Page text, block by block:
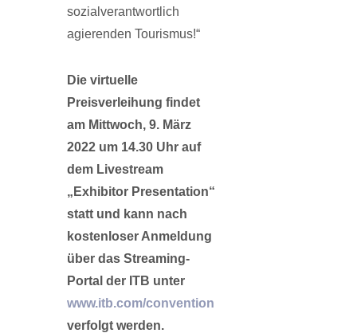
sozialverantwortlich
agierenden Tourismus!“
Die virtuelle
Preisverleihung findet
am Mittwoch, 9. März
2022 um 14.30 Uhr auf
dem Livestream
„Exhibitor Presentation“
statt und kann nach
kostenloser Anmeldung
über das Streaming-
Portal der ITB unter
www.itb.com/convention
verfolgt werden.